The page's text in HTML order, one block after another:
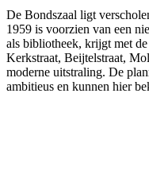
De Bondszaal ligt
1959 is voorzien van een
als bibliotheek, krijgt met
Kerkstraat, Beijtelstraat,
moderne uitstraling. De
ambitieus en kunnen hier